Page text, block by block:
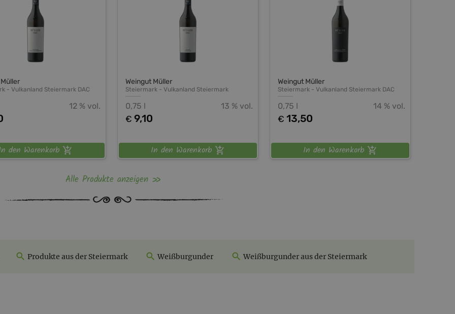
- Vulkanland Steiermark DAC
12 % vol.
den Warenkorb
Weingut Müller
Steiermark - Vulkanland Steiermark
13 % vol.
0,75 l
€ 9,10
In den Warenkorb
Weingut Müller
Steiermark - Vulkanland Steiermark DAC
14 % vol.
0,75 l
€ 13,50
In den Warenkorb
Alle Produkte anzeigen
Produkte aus der Steiermark Weißburgunder Weißburgunder aus der Steiermark